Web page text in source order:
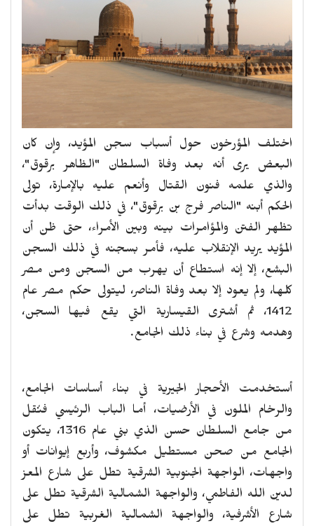
اختلف المؤرخون حول أسباب سجن المؤيد، وإن كان
البعض يرى أنه بعد وفاة السلطان "الظاهر برقوق"،
والذي علمه فنون القتال وأنعم عليه بالإمارة، تولى
الحكم أبنه "الناصر فرج بن برقوق"، في ذلك الوقت بدأت
تظهر الفتن والمؤامرات بينه وبين الأمراء، حتى ظن أن
المؤيد يريد الإنقلاب عليه، فأمر بسجنه في ذلك السجن
البشع، إلا إنه استطاع أن يهرب من السجن ومن مصر
كلها، ولم يعود إلا بعد وفاة الناصر، ليتولى حكم مصر عام
1412، ثم أشترى القيسارية التي يقع فيها السجن،
وهدمه وشرع في بناء ذلك الجامع.
أستخدمت الأحجار الجيرية في بناء أساسات الجامع،
والرخام الملون في الأرضيات، أما الباب الرئيسي فنُقل
من جامع السلطان حسن الذي بني عام 1316، يتكون
الجامع من صحن مستطيل مكشوف، وأربع إيوانات أو
واجهات، الواجهة الجنوبية الشرقية تطل على شارع المعز
لدين الله الفاطمي، والواجهة الشمالية الشرقية تطل على
شارع الأشرفية، والواجهة الشمالية الغربية تطل على